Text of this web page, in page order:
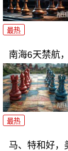
最热
南海6天禁航
最热
马、特和好，